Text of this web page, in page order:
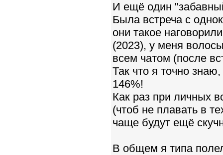
И ещё один
Была встреча с
они такое
(2023), у меня
всем чатом (после
Так что я точно
146%!
Как раз при личных
(чтоб не плавать в
чаще будут ещё
В общем я типа